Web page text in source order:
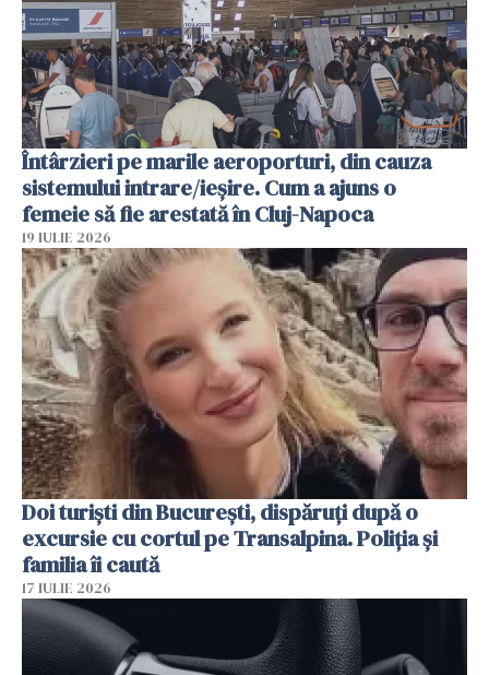
Întârzieri pe marile aeroporturi, din cauza
sistemului intrare/ieșire. Cum a ajuns o
femeie să fie arestată în Cluj-Napoca
19 IULIE 2026
Doi turiști din București, dispăruți după o
excursie cu cortul pe Transalpina. Poliția și
familia îi caută
17 IULIE 2026